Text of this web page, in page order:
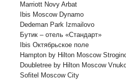
Marriott Novy Arbat
Ibis Moscow Dynamo
Dedeman Park Izmailovo
Бутик – отель «Стандарт»
Ibis Октябрьское поле
Hampton by Hilton Moscow
Doubletree by Hilton Moscow
Sofitel Moscow City